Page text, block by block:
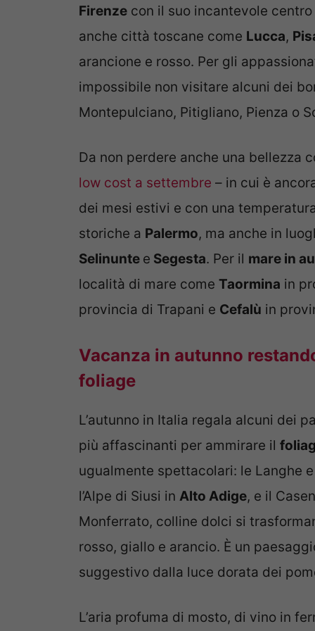
Firenze con il suo incantevole
anche città toscane come Lucca,
arancione e rosso. Per gli
impossibile non visitare alcuni dei
Montepulciano, Pitigliano, Pienza o
Da non perdere anche una bellezza
low cost a settembre – in cui è
dei mesi estivi e con una
storiche a Palermo, ma anche in
Selinunte e Segesta. Per il mare in
località di mare come Taormina in
provincia di Trapani e Cefalù in
Vacanza in autunno
foliage
L’autunno in Italia regala alcuni dei
più affascinanti per ammirare il
ugualmente spettacolari: le Langhe
l’Alpe di Siusi in Alto Adige, e il
Monferrato, colline dolci si
rosso, giallo e arancio. È un
suggestivo dalla luce dorata dei
L’aria profuma di mosto, di vino in